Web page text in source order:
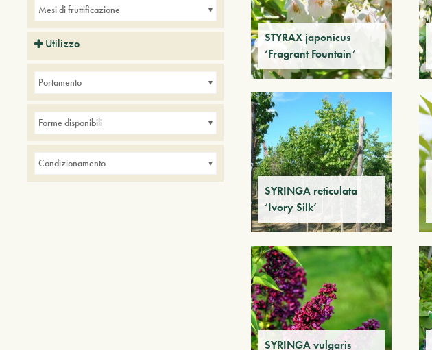
STYRAX japonicus
‘Fragrant Fountain’
SYRINGA reticulata
‘Ivory Silk’
SYRINGA vulgaris
Mesi di fruttificazione
Utilizzo
Piante ideali per bordure
Piante ideali per interni
Portamento
Forme disponibili
Condizionamento